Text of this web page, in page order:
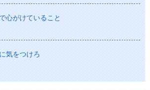
心がけていること
気をつけろ